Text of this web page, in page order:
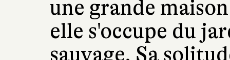
une grande
elle s'occupe du
sauvage. Sa